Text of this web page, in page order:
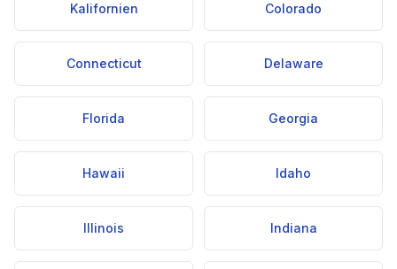
Kalifornien Colorado
Connecticut Delaware
Florida Georgia
Hawaii Idaho
Illinois Indiana